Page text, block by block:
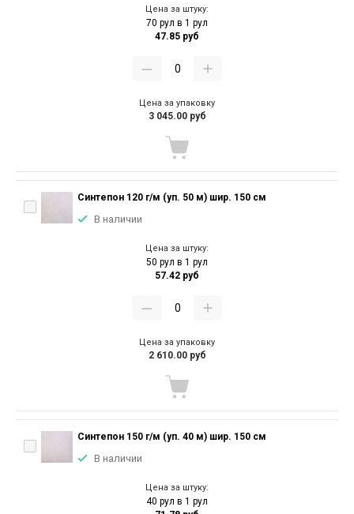
Цена за штуку:
70 рул в 1 рул
47.85 руб
Цена за упаковку
3 045.00 руб
Синтепон 120 г/м (уп. 50 м) шир. 150 см
В наличии
Цена за штуку:
50 рул в 1 рул
57.42 руб
Цена за упаковку
2 610.00 руб
Синтепон 150 г/м (уп. 40 м) шир. 150 см
В наличии
Цена за штуку:
40 рул в 1 рул